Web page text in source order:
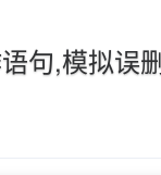
句,模拟误